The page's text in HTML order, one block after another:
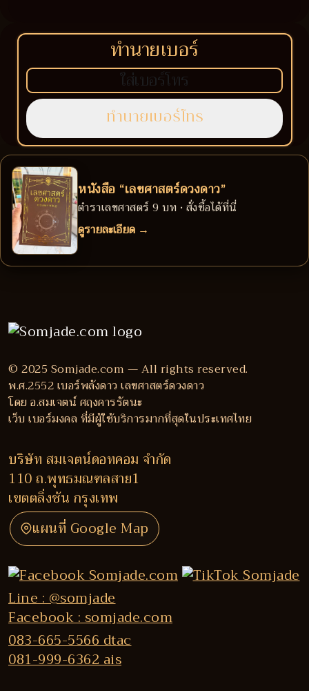
ทำนายเบอร์
หนังสือ “เลขศาสตร์ดวงดาว”
ตำราเลขศาสตร์ 9 บท • สั่งซื้อได้ที่นี่
ดูรายละเอียด →
© 2025 Somjade.com — All rights reserved.
พ.ศ.2552 เบอร์พลังดาว เลขศาสตร์ดวงดาว
โดย อ.สมเจตน์ ศฤงคารรัตนะ
เว็บ เบอร์มงคล ที่มีผู้ใช้บริการมากที่สุดในประเทศไทย
บริษัท สมเจตน์ดอทคอม จำกัด
110 ถ.พุทธมณฑลสาย1
เขตตลิ่งชัน กรุงเทพ
แผนที่ Google Map
Line : @somjade
Facebook : somjade.com
083-665-5566 dtac
081-999-6362 ais